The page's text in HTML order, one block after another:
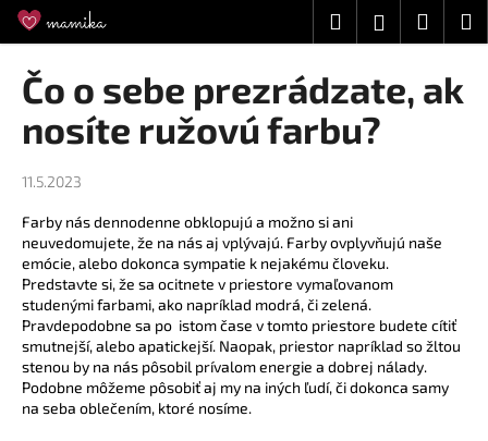
Prejsť
obsah
Hľadať
Čo o sebe prezrádzate, ak
nosíte ružovú farbu?
11.5.2023
Farby nás dennodenne obklopujú a možno si ani
neuvedomujete, že na nás aj vplývajú. Farby ovplyvňujú naše
emócie, alebo dokonca sympatie k nejakému človeku.
Predstavte si, že sa ocitnete v priestore vymaľovanom
studenými farbami, ako napríklad modrá, či zelená.
Pravdepodobne sa po istom čase v tomto priestore budete cítiť
smutnejší, alebo apatickejší. Naopak, priestor napríklad so žltou
stenou by na nás pôsobil prívalom energie a dobrej nálady.
Podobne môžeme pôsobiť aj my na iných ľudí, či dokonca samy
na seba oblečením, ktoré nosíme.
o
Č
o
p
t
r
e
b
u
j
e